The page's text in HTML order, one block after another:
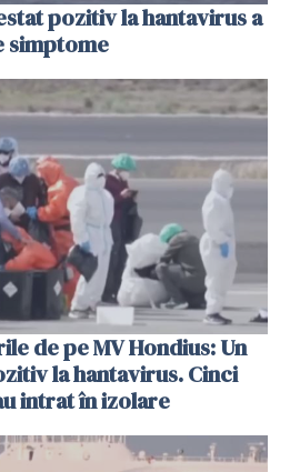
pozitiv la hantavirus a
simptome
de pe MV Hondius: Un
la hantavirus. Cinci
intrat în izolare